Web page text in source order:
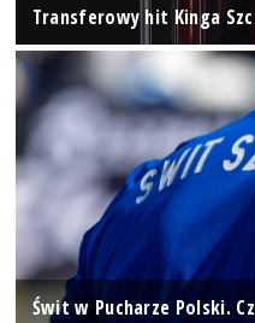
Transferowy hit Kinga
Świt w Pucharze Polski.